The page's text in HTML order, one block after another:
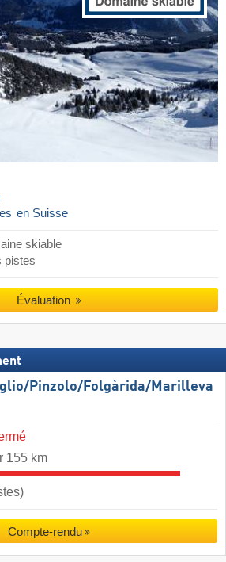
en Suisse
skiable
pistes
Évaluation
​Pinzolo/​Folgàrida/​Marilleva
155 km
Compte-rendu